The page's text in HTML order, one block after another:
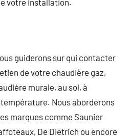
guiderons sur qui contacter
de votre chaudière gaz,
murale, au sol, à
Nous aborderons
marques comme Saunier
De Dietrich ou encore